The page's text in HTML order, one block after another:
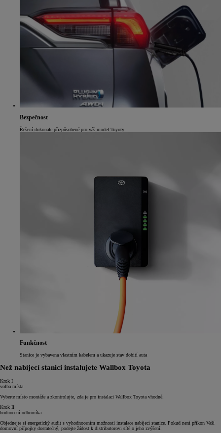
Bezpečnost
Řešení dokonale přizpůsobené pro váš model Toyoty
Funkčnost
Stanice je vybavena vlastním kabelem a ukazuje stav dobití auta
Než nabíjecí stanici instalujete Wallbox Toyota
Krok I
volba místa
Vyberte místo montáže a zkontrolujte, zda je pro instalaci Wallbox Toyota vhodné.
Krok II
hodnocení odborníka
Objednejte si energetický audit s vyhodnocením možnosti instalace nabíjecí stanice. Pokud není příkon Vaší
domovní přípojky dostatečný, podejte žádost k distributorovi sítě o jeho zvýšení.